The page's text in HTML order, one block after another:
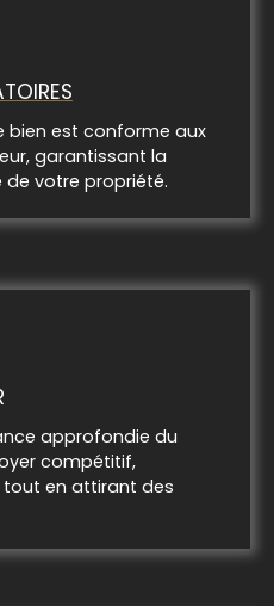
bien est conforme aux
garantissant la
votre propriété.
approfondie du
compétitif,
en attirant des